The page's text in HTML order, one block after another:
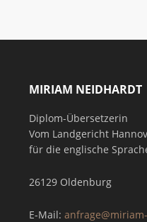
MIRIAM NEIDHARDT
Diplom-Übersetzerin
Vom Landgericht
für die englische
26129 Oldenburg
E-Mail: